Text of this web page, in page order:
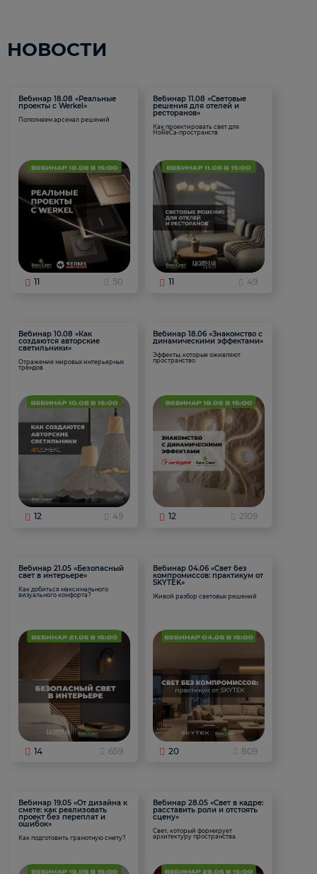
НОВОСТИ
Вебинар 18.08 «Реальные
проекты с Werkel»
Пополняем арсенал решений
11 50
Вебинар 11.08 «Световые
решения для отелей и
ресторанов»
Как проектировать свет для
HoReCa-пространств
11 49
Вебинар 10.08 «Как
создаются авторские
светильники»
Отражение мировых интерьерных
трендов
12 49
Вебинар 18.06 «Знакомство с
динамическими эффектами»
Эффекты, которые оживляют
пространство
12 2109
Вебинар 21.05 «Безопасный
свет в интерьере»
Как добиться максимального
визуального комфорта?
14 659
Вебинар 04.06 «Свет без
компромиссов: практикум от
SKYTEK»
Живой разбор световых решений
20 809
Вебинар 19.05 «От дизайна к
смете: как реализовать
проект без переплат и
ошибок»
Как подготовить грамотную смету?
Вебинар 28.05 «Свет в кадре:
расставить роли и отстоять
сцену»
Свет, который формирует
архитектуру пространства.